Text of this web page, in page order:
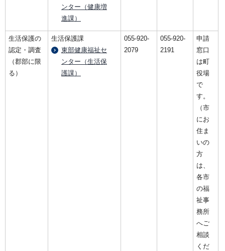
ンター（健康増
進課）
生活保護の
認定・調査
（郡部に限
る）
生活保護課
東部健康福祉セ
ンター（生活保
護課）
055-920-
2079
055-920-
2191
申請
窓口
は町
役場
で
す。
（市
にお
住ま
いの
方
は、
各市
の福
祉事
務所
へご
相談
くだ